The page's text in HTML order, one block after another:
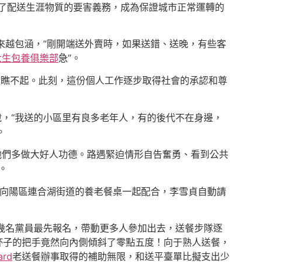
配送生涯物質的要害義務，成為保證城市正常運轉的
包涵，“剛開端送外賣時，如果送錯、送晚，有些客
包養俱樂部急”。
不起。此刻，這份個人工作逐步取得社會的承認和尊
“我送的小區里有良多老年人，有的後代不在身邊，
多做大好人功德。路遇緊迫情形自告奮勇、看到公共
陽區連合湖街道的養老餐桌一起配合，李雪貞自動請
黨員最先報名，帶動更多人參加出去，送餐步隊逐
子的把手竟然向內側傾斜了零點五度！向于熟人送餐，
老送餐辦事取得的補助無限，和送平臺單比擬支出少